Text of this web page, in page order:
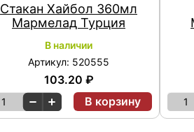
Стакан Хайбол 360мл
Мармелад Турция
В наличии
Артикул: 520555
103.20 ₽
1 В корзину 1